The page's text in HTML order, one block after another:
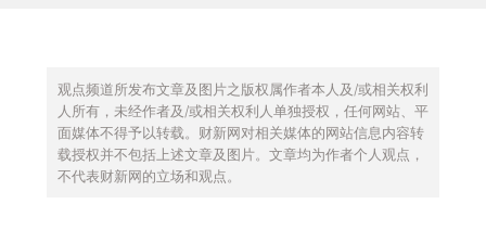
观点频道所发布文章及图片之版权属作者本人及/或相关权利
人所有，未经作者及/或相关权利人单独授权，任何网站、平
面媒体不得予以转载。财新网对相关媒体的网站信息内容转
载授权并不包括上述文章及图片。文章均为作者个人观点，
不代表财新网的立场和观点。